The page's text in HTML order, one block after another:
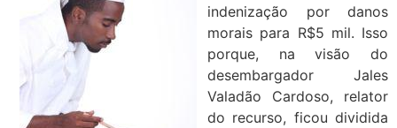
indenização por danos
morais para R$5 mil. Isso
porque, na visão do
desembargador Jales
Valadão Cardoso, relator
do recurso, ficou dividida